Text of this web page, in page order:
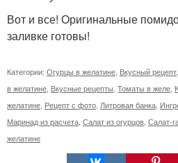
Вот и все! Оригинальные
заливке готовы!
Категории: Огурцы в желатине Вкусный рецепт
в желатине Вкусные рецепты Томаты в желе
желатине Рецепт с фото Литровая банка
Маринад из расчета Салат из огурцов Салат-
желатине